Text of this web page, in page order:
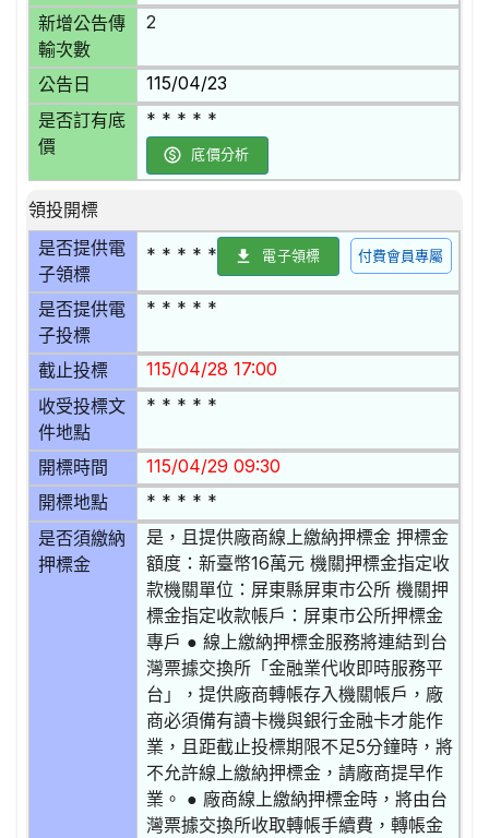
新增公告傳
輸次數
2
公告日 115/04/23
是否訂有底
價
* * * * *
底價分析
領投開標
是否提供電
子領標
* * * * * 電子領標 付費會員專屬
是否提供電
子投標
* * * * *
截止投標 115/04/28 17:00
收受投標文
件地點
* * * * *
開標時間 115/04/29 09:30
開標地點 * * * * *
是否須繳納
押標金
是，且提供廠商線上繳納押標金 押標金
額度：新臺幣16萬元 機關押標金指定收
款機關單位：屏東縣屏東市公所 機關押
標金指定收款帳戶：屏東市公所押標金
專戶 ● 線上繳納押標金服務將連結到台
灣票據交換所「金融業代收即時服務平
台」，提供廠商轉帳存入機關帳戶，廠
商必須備有讀卡機與銀行金融卡才能作
業，且距截止投標期限不足5分鐘時，將
不允許線上繳納押標金，請廠商提早作
業。 ● 廠商線上繳納押標金時，將由台
灣票據交換所收取轉帳手續費，轉帳金